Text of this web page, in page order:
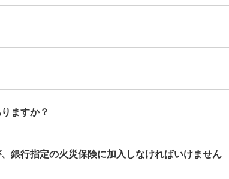
ますか？
銀行指定の火災保険に加入しなければいけません